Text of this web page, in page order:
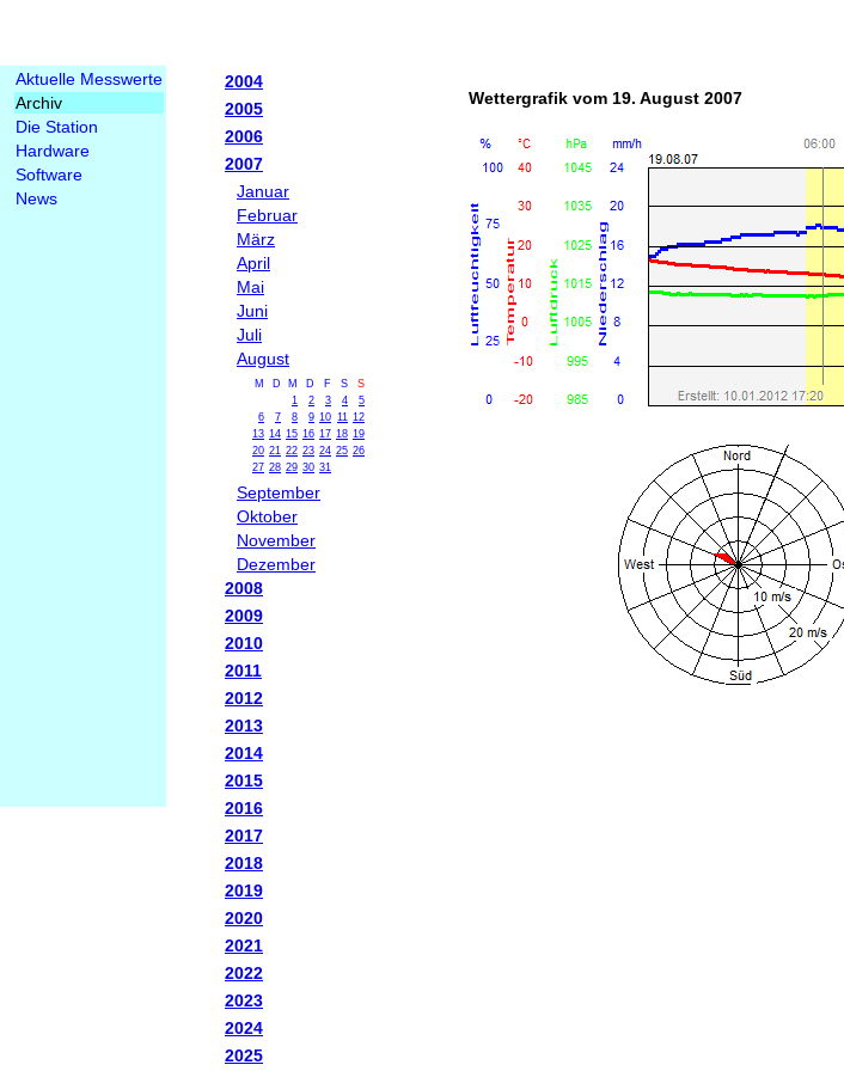
Aktuelle Messwerte
Archiv
Die Station
Hardware
Software
News
2004
2005
2006
2007
Januar
Februar
März
April
Mai
Juni
Juli
August
M D M D F S
S
1
2 3 4
5
6
7 8 9 10 11 12
13 14 15 16 17 18 19
20 21 22 23 24 25 26
27 28 29 30 31
September
Oktober
November
Dezember
2008
2009
2010
2011
2012
2013
2014
2015
2016
2017
2018
2019
2020
2021
2022
2023
2024
2025
Wettergrafik vom 19. August 2007